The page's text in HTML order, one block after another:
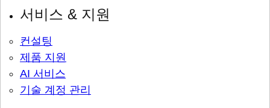
서비스 & 지원
컨설팅
제품 지원
AI 서비스
기술 계정 관리